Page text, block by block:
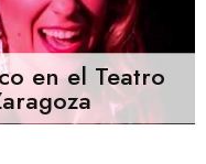
en el Teatro